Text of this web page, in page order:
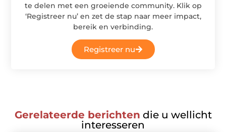
te delen met een groeiende community. Klik op
‘Registreer nu’ en zet de stap naar meer impact,
bereik en verbinding.
Registreer nu
Gerelateerde berichten die u wellicht
interesseren